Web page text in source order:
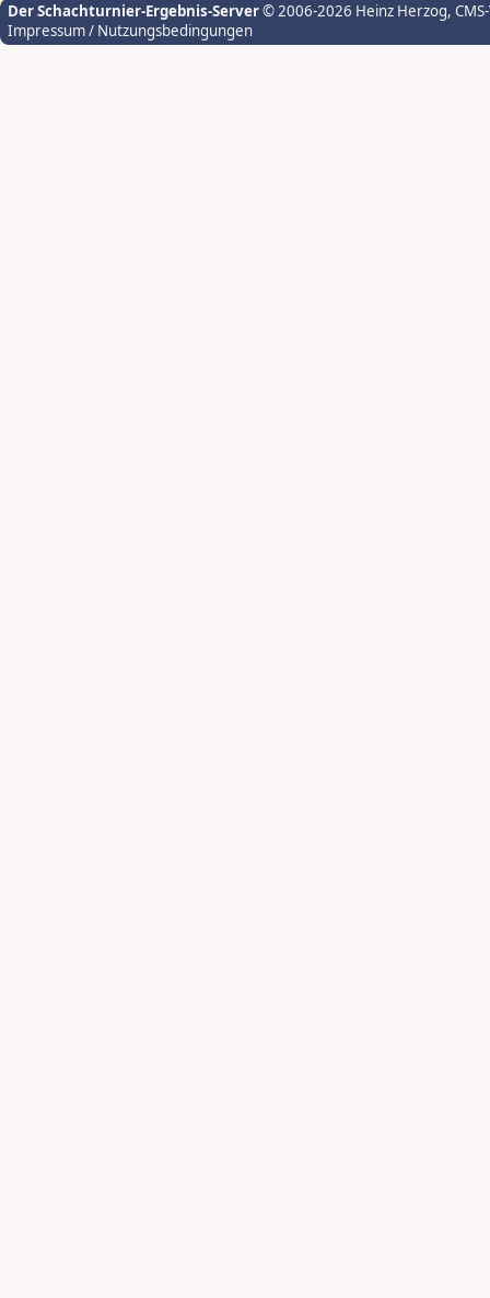
Der Schachturnier-Ergebnis-Server© 2006-2026 Heinz Herzog,
Impressum / Nutzungsbedingungen